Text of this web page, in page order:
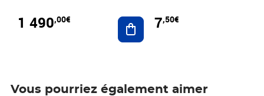
1 490,00€ Ajouter au panier
7,50€
Vous pourriez également aimer